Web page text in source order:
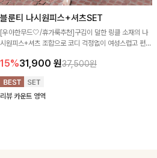
블룬티 나시원피스+셔츠SET
[우아한무드🤍/휴가룩추천]구김이 덜한 링클 소재의 나
시원피스+셔츠 조합으로 코디 걱정없이 여성스럽고 편안
15%31,900 원37,500원
리뷰 카운트 영역